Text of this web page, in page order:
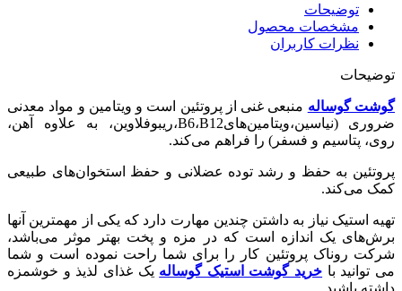
توضیحات
مشخصات محصول
نظرات کاربران
توضیحات
گوشت گوساله منبعی غنی از پروتئین است و ویتامین و مواد معدنی
ضروری (نیاسین،ویتامین‌هایB6،B12،ریبوفلاوین، به علاوه آهن،
روی، پتاسیم و فسفر) را فراهم می‌کند.
پروتئین به حفظ و رشد توده عضلانی و حفظ استخوان‌های طبیعی
کمک می‌کند.
تهیه استیک نیاز به داشتن چندین مهارت دارد که یکی از مهمترین آنها
برش‌های یک اندازه است که در مزه و پخت بهتر موثر می‌باشد،
شرکت روناک پروتئین کار را برای شما راحت نموده است و شما
می توانید با خرید گوشت استیک گوساله یک غذای لذیذ و خوشمزه
داشته باشید.